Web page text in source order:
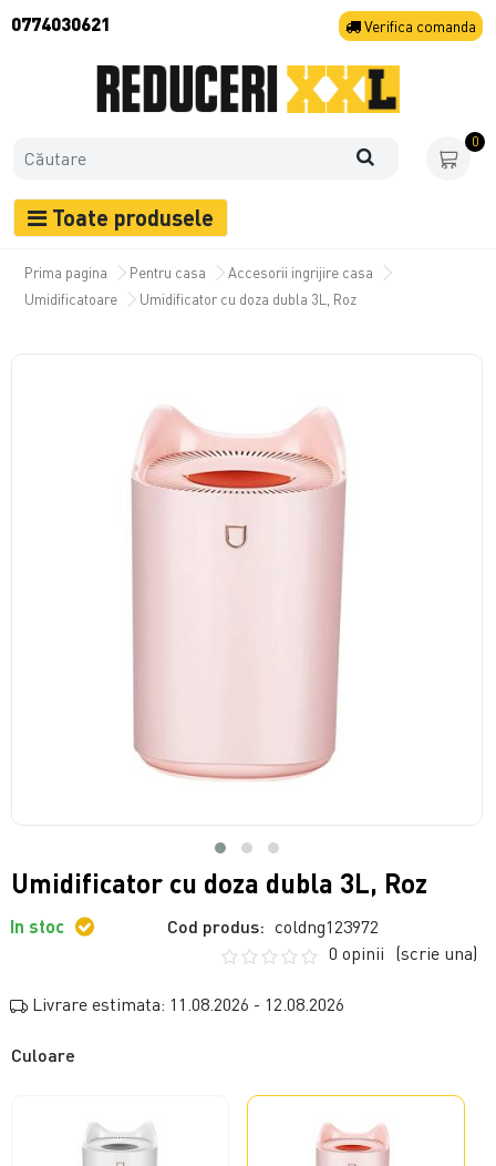
0774030621 Verifica comanda
0
Toate produsele
Prima pagina Pentru casa
Accesorii ingrijire casa
Umidificatoare
Umidificator cu doza dubla 3L, Roz
Umidificator cu doza dubla 3L, Roz
In stoc Cod produs: coldng123972
0 opinii (scrie una)
Livrare estimata: 11.08.2026 - 12.08.2026
Culoare